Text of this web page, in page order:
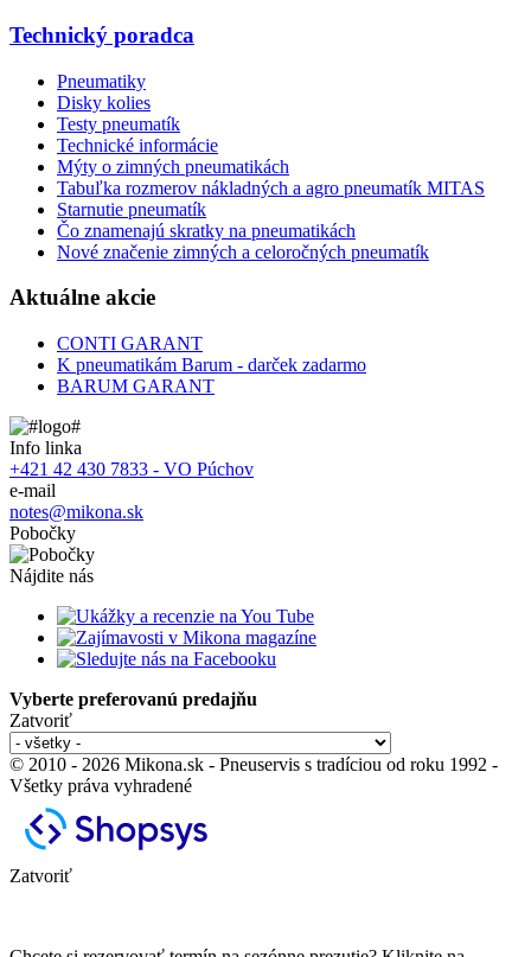
Technický poradca
Pneumatiky
Disky kolies
Testy pneumatík
Technické informácie
Mýty o zimných pneumatikách
Tabuľka rozmerov nákladných a agro pneumatík MITAS
Starnutie pneumatík
Čo znamenajú skratky na pneumatikách
Nové značenie zimných a celoročných pneumatík
Aktuálne akcie
CONTI GARANT
K pneumatikám Barum - darček zadarmo
BARUM GARANT
Info linka
+421 42 430 7833 - VO Púchov
e-mail
notes@mikona.sk
Pobočky
Nájdite nás
Vyberte preferovanú predajňu
Zatvoriť
© 2010 - 2026 Mikona.sk - Pneuservis s tradíciou od roku 1992 -
Všetky práva vyhradené
Zatvoriť